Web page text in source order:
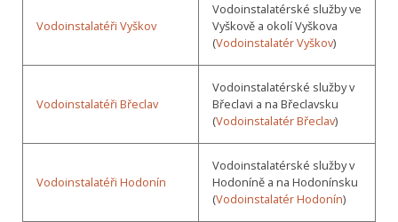
Vodoinstalatéři Vyškov
Vodoinstalatérské služby ve
Vyškově a okolí Vyškova
(Vodoinstalatér Vyškov)
Vodoinstalatéři Břeclav
Vodoinstalatérské služby v
Břeclavi a na Břeclavsku
(Vodoinstalatér Břeclav)
Vodoinstalatéři Hodonín
Vodoinstalatérské služby v
Hodoníně a na Hodonínsku
(Vodoinstalatér Hodonín)